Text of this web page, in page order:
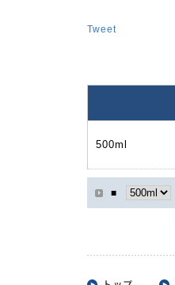
Tweet
500ml
■